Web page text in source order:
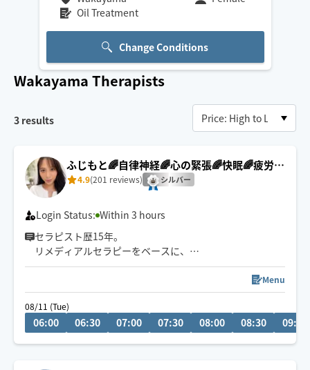
Oil Treatment
Change Conditions
Wakayama Therapists
3 results
ふじもと🌈自律神経🌈心の緊張🌈快眠🌈疲労回
復4.9(201 reviews) シルバー
Login Status: Within 3 hours
セラピスト歴15年。
リメディアルセラピーをベースに、
身体の深部からゆるめながら
やさしくしっかり効く💪
ただ疲れを取るだけじゃなく、
「力を抜く感覚」を思い出す時間を。
なぜかうまく力が入らない方へ。
Menu
08/11 (Tue)
06:00 06:30 07:00 07:30 08:00 08:30 09:00